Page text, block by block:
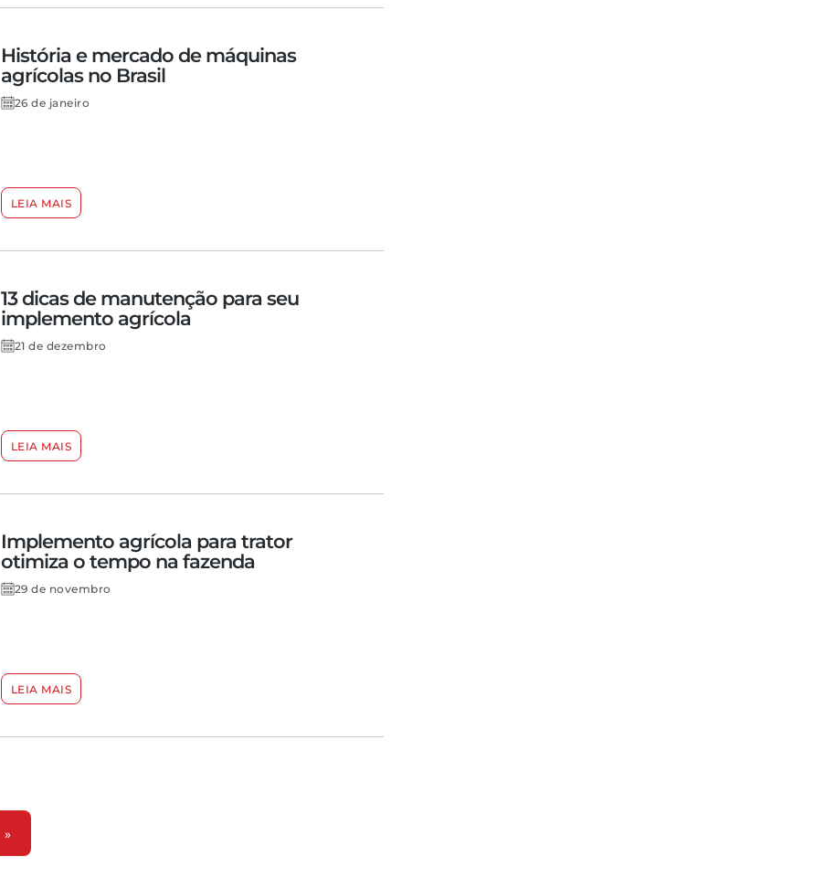
História e mercado de máquinas
agrícolas no Brasil
26 de janeiro
LEIA MAIS
13 dicas de manutenção para seu
implemento agrícola
21 de dezembro
LEIA MAIS
Implemento agrícola para trator
otimiza o tempo na fazenda
29 de novembro
LEIA MAIS
»